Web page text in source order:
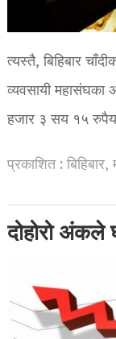
त्यस्तै, बिहिबार
व्यवसायी महासंघका
हजार ३ सय १५
प्रकाशित :
दोहोरो